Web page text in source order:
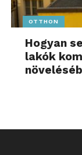
OTTHON
Hogyan
lakók